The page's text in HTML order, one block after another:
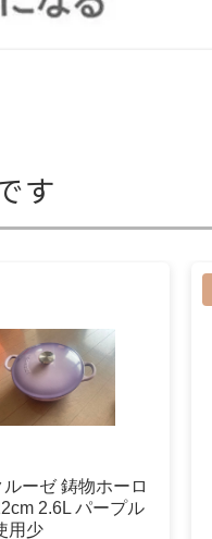
す
ルーゼ 鋳物ホーロ
2.6L パープル
用少